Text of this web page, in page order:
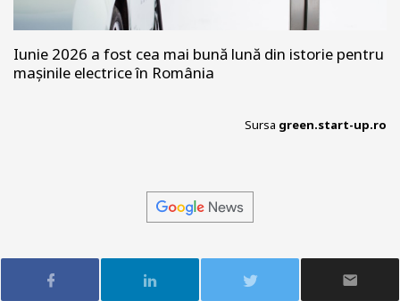
Iunie 2026 a fost cea mai bună lună din istorie pentru
mașinile electrice în România
Sursa green.start-up.ro